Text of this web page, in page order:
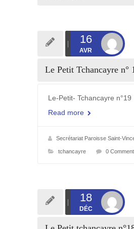
16
AVR
Le Petit Tchancayre n°
Le-Petit- Tchancayre n°19
Read more
Secrétariat Paroisse Saint-
tchancayre 0
18
DÉC